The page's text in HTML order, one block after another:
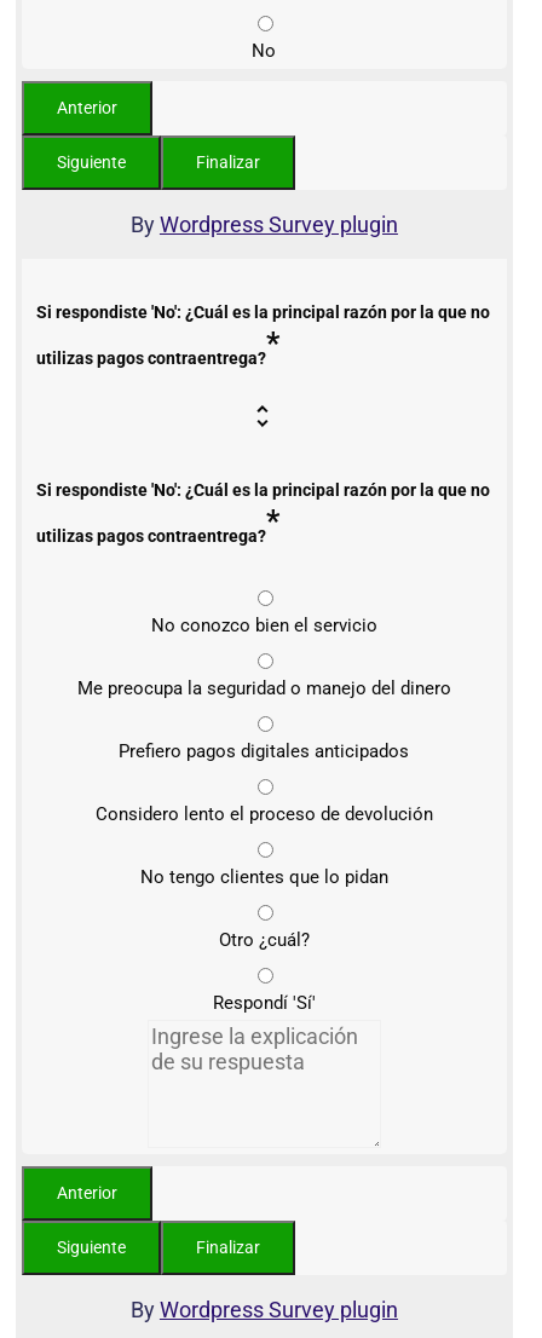
No
ByWordpress Survey plugin
Si respondiste 'No': ¿Cuál es la principal razón por la que no
utilizas pagos contraentrega?*
Si respondiste 'No': ¿Cuál es la principal razón por la que no
utilizas pagos contraentrega?*
No conozco bien el servicio
Me preocupa la seguridad o manejo del dinero
Prefiero pagos digitales anticipados
Considero lento el proceso de devolución
No tengo clientes que lo pidan
Otro ¿cuál?
Respondí 'Sí'
ByWordpress Survey plugin